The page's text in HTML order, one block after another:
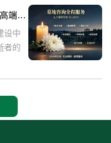
清东陵万佛园景观艺术墓碑完整报价 高端墓型大额直降活动详解
设中
者的
文